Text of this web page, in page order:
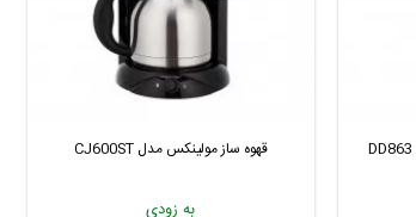
قهوه ساز مولینکس مدل CJ600ST
به زودی